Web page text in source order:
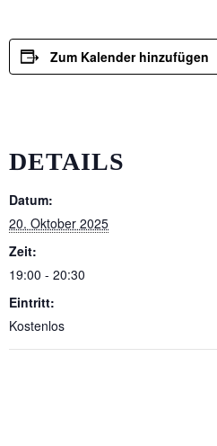
Zum Kalender hinzufügen
DETAILS
Datum:
20. Oktober 2025
Zeit:
19:00 - 20:30
Eintritt:
Kostenlos